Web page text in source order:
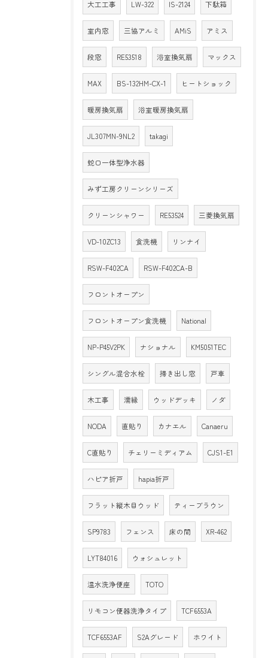
大工工事 LW-322 IS-2124 下駄箱
室内窓 三協アルミ AMiS アミス
段窓 RE53518 浴室換気扇 マックス
MAX BS-132HM-CX-1 ヒートショック
暖房換気扇 浴室暖房換気扇
JL307MN-9NL2 takagi
蛇口一体型浄水器
みず工房クリーンシリーズ
クリーンシャワー RE53524 三菱換気扇
VD-10ZC13 食洗機 リンナイ
RSW-F402CA RSW-F402CA-B
フロントオープン
フロントオープン食洗機 National
NP-P45V2PK ナショナル KM5051TEC
シングル混合水栓 掃き出し窓 戸車
木工事 濡縁 ウッドデッキ ノダ
NODA 直貼り カナエル Canaeru
C直貼り チェリーミディアム CJS1-E1
ハピア折戸 hapia折戸
フラット縦木目ウッド ティーブラウン
SP9783 フェンス 床の間 XR-462
LYT84016 ウォシュレット
温水洗浄便座 TOTO
リモコン便器洗浄タイプ TCF6553A
TCF6553AF S2Aグレード ホワイト